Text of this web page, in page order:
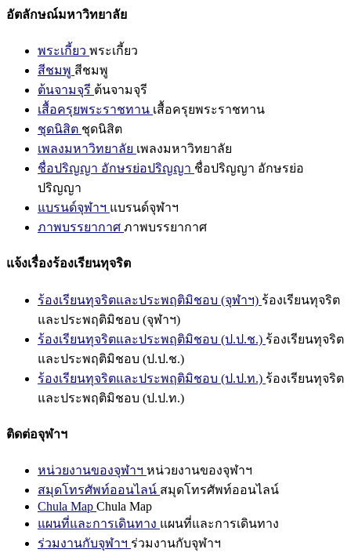
อัตลักษณ์มหาวิทยาลัย
พระเกี้ยว พระเกี้ยว
สีชมพู สีชมพู
ต้นจามจุรี ต้นจามจุรี
เสื้อครุยพระราชทาน เสื้อครุยพระราชทาน
ชุดนิสิต ชุดนิสิต
เพลงมหาวิทยาลัย เพลงมหาวิทยาลัย
ชื่อปริญญา อักษรย่อปริญญา ชื่อปริญญา อักษรย่อ
ปริญญา
แบรนด์จุฬาฯ แบรนด์จุฬาฯ
ภาพบรรยากาศ ภาพบรรยากาศ
แจ้งเรื่องร้องเรียนทุจริต
ร้องเรียนทุจริตและประพฤติมิชอบ (จุฬาฯ) ร้องเรียนทุจริต
และประพฤติมิชอบ (จุฬาฯ)
ร้องเรียนทุจริตและประพฤติมิชอบ (ป.ป.ช.) ร้องเรียนทุจริต
และประพฤติมิชอบ (ป.ป.ช.)
ร้องเรียนทุจริตและประพฤติมิชอบ (ป.ป.ท.) ร้องเรียนทุจริต
และประพฤติมิชอบ (ป.ป.ท.)
ติดต่อจุฬาฯ
หน่วยงานของจุฬาฯ หน่วยงานของจุฬาฯ
สมุดโทรศัพท์ออนไลน์ สมุดโทรศัพท์ออนไลน์
Chula Map Chula Map
แผนที่และการเดินทาง แผนที่และการเดินทาง
ร่วมงานกับจุฬาฯ ร่วมงานกับจุฬาฯ